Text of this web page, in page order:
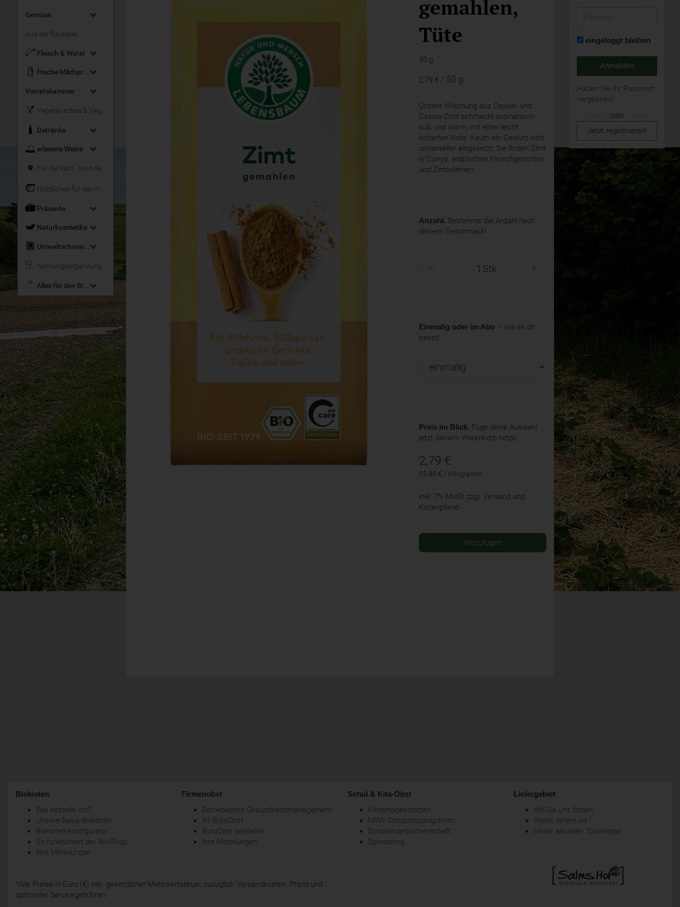
Gemüse
Aus der Bäckerei
Fleisch & Wurst
frische Milchprodukte
Vorratskammer
Getränke
erlesene Weine
Für die Katz´ (und den Hund)
Präsente
Naturkosmetika
Umweltschonende Reinigungsmittel
Nahrungsergänzung
Alles für den Bio-Garten
gemahlen,
Tüte
50 g
2,79 € / 50 g
Unsere Mischung aus Ceylon- und
Cassia-Zimt schmeckt aromatisch-
süß und warm, mit einer leicht
scharfen Note. Kaum ein Gewürz wird
universeller eingesetzt: Sie finden Zimt
in Currys, arabischen Fleischgerichten
und Zimtsternen.
Anzahl. Bestimme die Anzahl nach
deinem Geschmack!
Stk
Einmalig oder im Abo – wie es dir
passt!
Preis im Blick. Füge deine Auswahl
jetzt deinem Warenkorb hinzu.
2,79 €
55,80 € / Kilogramm
inkl. 7% MwSt zzgl. Versand und
Kistenpfand
Hinzufügen
eingeloggt bleiben
Anmelden
Haben Sie Ihr Passwort
vergessen?
oder
Jetzt registrieren!
Biokisten
Wie bestelle ich?
Unsere Basis-Biokisten
Biokisten-Konfigurator
So funktioniert der Bio-Shop
Ihre Mitteilungen
Firmenobst
Betriebliches Gesundheitsmanagement
Ihr BüroObst
BüroObst bestellen
Ihre Mitteilungen
Schul & Kita-Obst
Kindertagesstätten
NRW-Schulobstprogramm
Schulkinderpartnerschaft
Sponsoring
Liefergebiet
Wo Sie uns finden
Wohin liefern wir?
Unser aktueller Tourenplan
*Alle Preise in Euro (€) inkl. gesetzlicher Mehrwertsteuer, zuzüglich Versandkosten, Pfand und
optionaler Servicegebühren.